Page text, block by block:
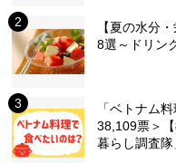
【夏の水分
8選～ドリン
「ベトナム
38,109票＞
暮らし調査隊